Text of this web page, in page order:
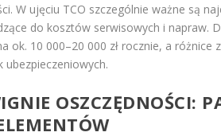
W ujęciu TCO szczególnie ważne są
do kosztów serwisowych i napraw.
ok. 10 000–20 000 zł rocznie, a
ubezpieczeniowych.
OSZCZĘDNOŚCI: